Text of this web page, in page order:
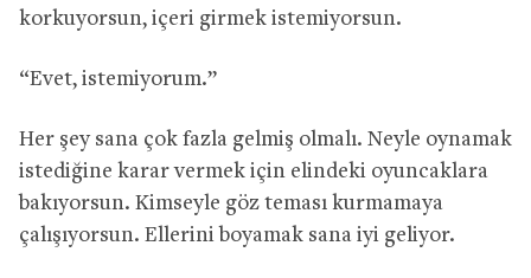
korkuyorsun, içeri girmek istemiyorsun.
“Evet, istemiyorum.”
Her şey sana çok fazla gelmiş olmalı. Neyle oynamak
istediğine karar vermek için elindeki oyuncaklara
bakıyorsun. Kimseyle göz teması kurmamaya
çalışıyorsun. Ellerini boyamak sana iyi geliyor.